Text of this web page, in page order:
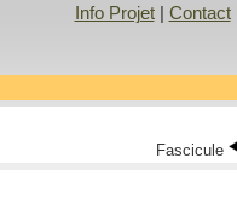
Info Projet| Contact|
Fascicule